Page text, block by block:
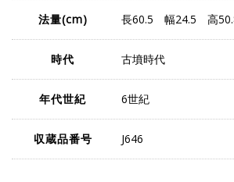
法量(cm) 長60.5 幅24.5 高
時代 古墳時代
年代世紀 6世紀
収蔵品番号 J646